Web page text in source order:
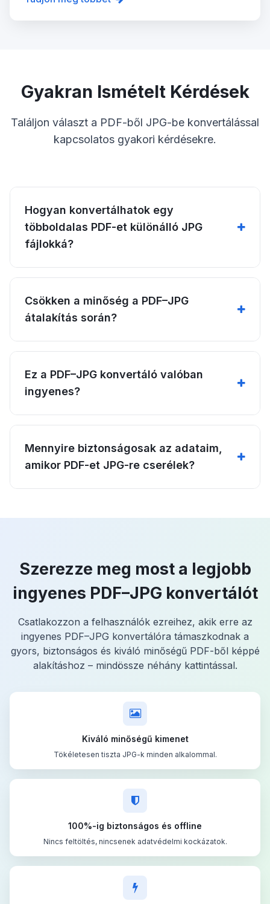
Gyakran Ismételt Kérdések
Találjon választ a PDF-ből JPG-be konvertálással
kapcsolatos gyakori kérdésekre.
Hogyan konvertálhatok egy
többoldalas PDF-et különálló JPG
fájlokká?
Csökken a minőség a PDF–JPG
átalakítás során?
Ez a PDF–JPG konvertáló valóban
ingyenes?
Mennyire biztonságosak az adataim,
amikor PDF-et JPG-re cserélek?
Szerezze meg most a legjobb
ingyenes PDF–JPG konvertálót
Csatlakozzon a felhasználók ezreihez, akik erre az
ingyenes PDF–JPG konvertálóra támaszkodnak a
gyors, biztonságos és kiváló minőségű PDF-ből képpé
alakításhoz – mindössze néhány kattintással.
Kiváló minőségű kimenet
Tökéletesen tiszta JPG-k minden alkalommal.
100%-ig biztonságos és offline
Nincs feltöltés, nincsenek adatvédelmi kockázatok.